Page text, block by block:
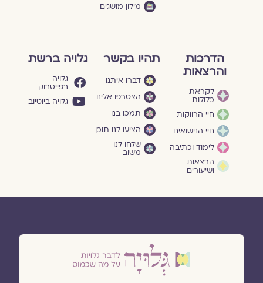
מילון מושגים
הדרכות
והרצאות
לקראת
כלולות
חיי הרווקות
חיי הנישואים
לימוד וכתיבה
הרצאות
ושיעורים
תהיו בקשר
דברו איתנו
הצטרפו אלינו
תמכו בנו
הציעו לנו תוכן
שלחו לנו
משוב
גלויה ברשת
גלויה
בפייסבוק
גלויה ביוטיוב